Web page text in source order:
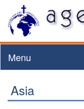
Menu
Asia